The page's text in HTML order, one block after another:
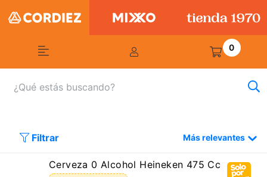
0
Filtrar Más relevantes
Cerveza 0 Alcohol Heineken 475 Cc